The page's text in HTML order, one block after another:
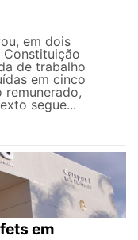
em dois
Constituição
de trabalho
em cinco
remunerado,
segue...
em